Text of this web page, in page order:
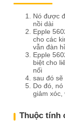
Nó được
nồi dài
Epple
cho các
vẫn đàn
Epple
biệt cho
nối
sau đó sẽ
Do đó, nó
giảm xóc,
Thuộc tính